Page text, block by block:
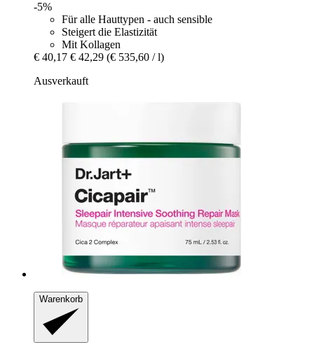
-5%
Für alle Hauttypen - auch sensible
Steigert die Elastizität
Mit Kollagen
€ 40,17 € 42,29 (€ 535,60 / l)
Ausverkauft
Warenkorb